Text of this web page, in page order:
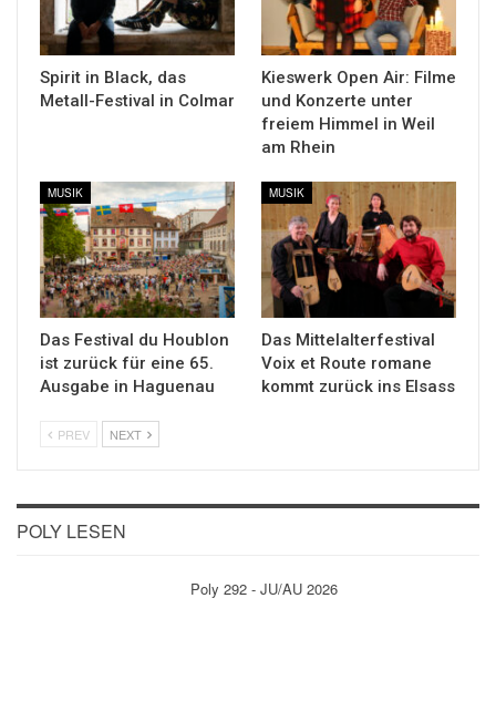
Spirit in Black, das
Metall-Festival in Colmar
Kieswerk Open Air: Filme
und Konzerte unter
freiem Himmel in Weil
am Rhein
MUSIK
Das Festival du Houblon
ist zurück für eine 65.
Ausgabe in Haguenau
MUSIK
Das Mittelalterfestival
Voix et Route romane
kommt zurück ins Elsass
PREV NEXT
POLY LESEN
Poly 292 - JU/AU 2026